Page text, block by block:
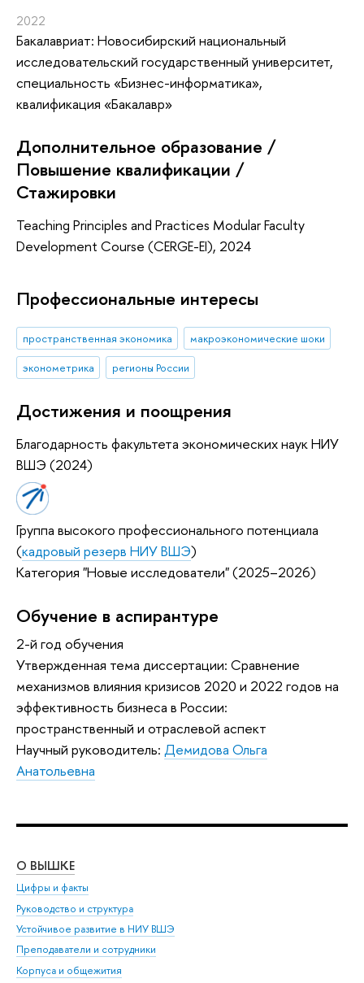
2022
Бакалавриат: Новосибирский национальный
исследовательский государственный университет,
специальность «Бизнес-информатика»,
квалификация «Бакалавр»
Дополнительное образование /
Повышение квалификации /
Стажировки
Teaching Principles and Practices Modular Faculty
Development Course (CERGE-EI), 2024
Профессиональные интересы
пространственная экономика
макроэкономические шоки
эконометрика
регионы России
Достижения и поощрения
Благодарность факультета экономических наук НИУ
ВШЭ (2024)
Группа высокого профессионального потенциала
(кадровый резерв НИУ ВШЭ)
Категория "Новые исследователи" (2025–2026)
Обучение в аспирантуре
2-й год обучения
Утвержденная тема диссертации: Сравнение
механизмов влияния кризисов 2020 и 2022 годов на
эффективность бизнеса в России:
пространственный и отраслевой аспект
Научный руководитель: Демидова Ольга
Анатольевна
О ВЫШКЕ
Цифры и факты
Руководство и структура
Устойчивое развитие в НИУ ВШЭ
Преподаватели и сотрудники
Корпуса и общежития